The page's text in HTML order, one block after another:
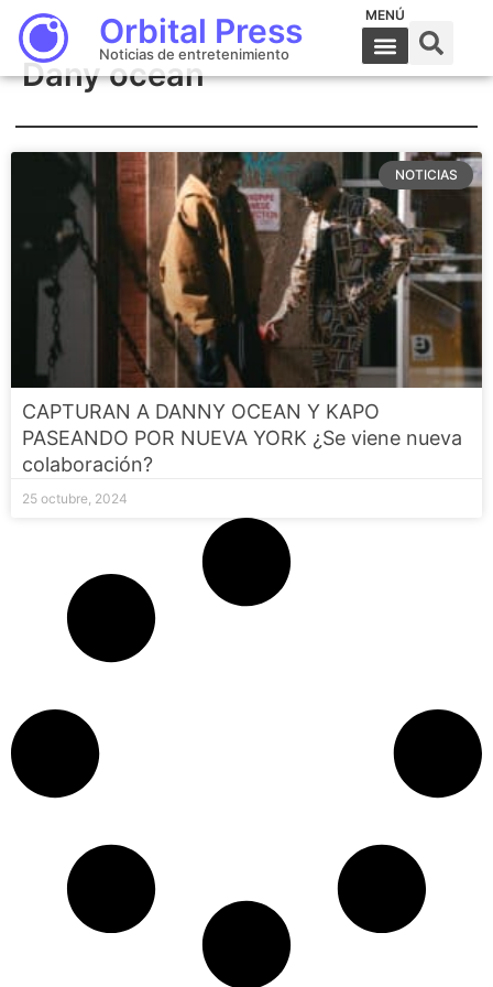
Orbital Press
Noticias de entretenimiento
MENÚ
Dany ocean
NOTICIAS
CAPTURAN A DANNY OCEAN Y KAPO
PASEANDO POR NUEVA YORK ¿Se viene nueva
colaboración?
25 octubre, 2024